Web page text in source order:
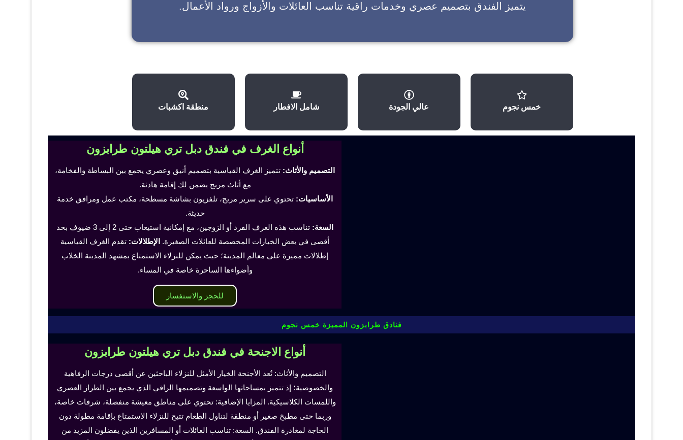
يتميز الفندق بتصميم عصري وخدمات راقية تناسب العائلات والأزواج ورواد الأعمال.
خمس نجوم عالي الجودة شامل الافطار منطقة اكشبات
أنواع الغرف في فندق دبل تري هيلتون طرابزون
التصميم والأثاث: تتميز الغرف القياسية بتصميم أنيق وعصري يجمع بين البساطة والفخامة،
مع أثاث مريح يضمن لك إقامة هادئة.
الأساسيات: تحتوي على سرير مريح، تلفزيون بشاشة مسطحة، مكتب عمل ومرافق خدمة
حديثة.
السعة:
تناسب هذه الغرف الفرد أو الزوجين، مع إمكانية استيعاب حتى 2 إلى 3 ضيوف بحد
أقصى في بعض الخيارات المخصصة للعائلات الصغيرة. الإطلالات: تقدم الغرف القياسية
إطلالات مميزة على معالم المدينة؛ حيث يمكن للنزلاء الاستمتاع بمشهد المدينة الخلاب
وأضواءها الساحرة خاصة في المساء.
للحجز والاستفسار
فنادق طرابزون المميزة خمس نجوم
أنواع الاجنحة في فندق دبل تري هيلتون طرابزون
التصميم والأثاث: تُعد الأجنحة الخيار الأمثل للنزلاء الباحثين عن أقصى درجات الرفاهية
والخصوصية؛ إذ تتميز بمساحاتها الواسعة وتصميمها الراقي الذي يجمع بين الطراز العصري
واللمسات الكلاسيكية. المزايا الإضافية: تحتوي على مناطق معيشة منفصلة، شرفات خاصة،
وربما حتى مطبخ صغير أو منطقة لتناول الطعام تتيح للنزلاء الاستمتاع بإقامة مطولة دون
الحاجة لمغادرة الفندق. السعة: تناسب العائلات أو المسافرين الذين يفضلون المزيد من